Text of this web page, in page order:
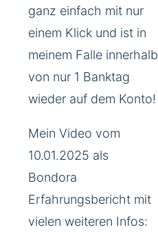
ganz einfach mit nur
einem Klick und ist in
meinem Falle innerhalb
von nur 1 Banktag
wieder auf dem Konto!
Mein Video vom
10.01.2025 als
Bondora
Erfahrungsbericht mit
vielen weiteren Infos: